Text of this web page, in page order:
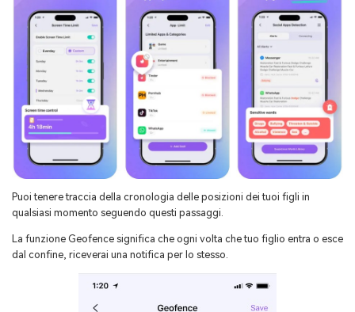
Puoi tenere traccia della cronologia delle posizioni dei tuoi figli in
qualsiasi momento seguendo questi passaggi.
La funzione Geofence significa che ogni volta che tuo figlio entra o esce
dal confine, riceverai una notifica per lo stesso.